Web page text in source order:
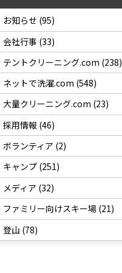
お知らせ (95)
会社行事 (33)
テントクリーニング.com (238)
ネットで洗濯.com (548)
大量クリーニング.com (23)
採用情報 (46)
ボランティア (2)
キャンプ (251)
メディア (32)
ファミリー向けスキー場 (21)
登山 (78)